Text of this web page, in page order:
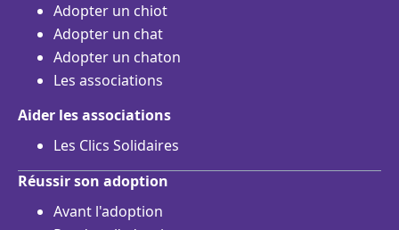
Adopter un chiot
Adopter un chat
Adopter un chaton
Les associations
Aider les associations
Les Clics Solidaires
Réussir son adoption
Avant l'adoption